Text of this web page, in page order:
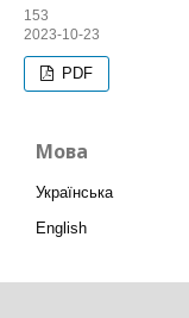
153
2023-10-23
PDF
Мова
Українська
English